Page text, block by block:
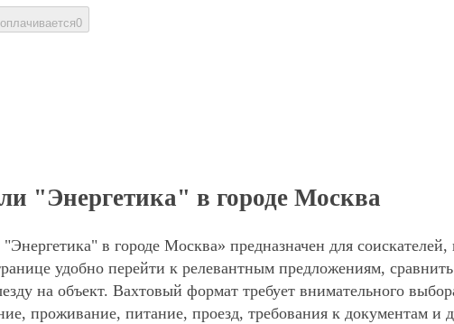
0
"Энергетика" в городе Москва
в городе Москва» предназначен для
удобно перейти к релевантным предложениям,
на объект. Вахтовый формат требует внимательного
проживание, питание, проезд, требования к документам и